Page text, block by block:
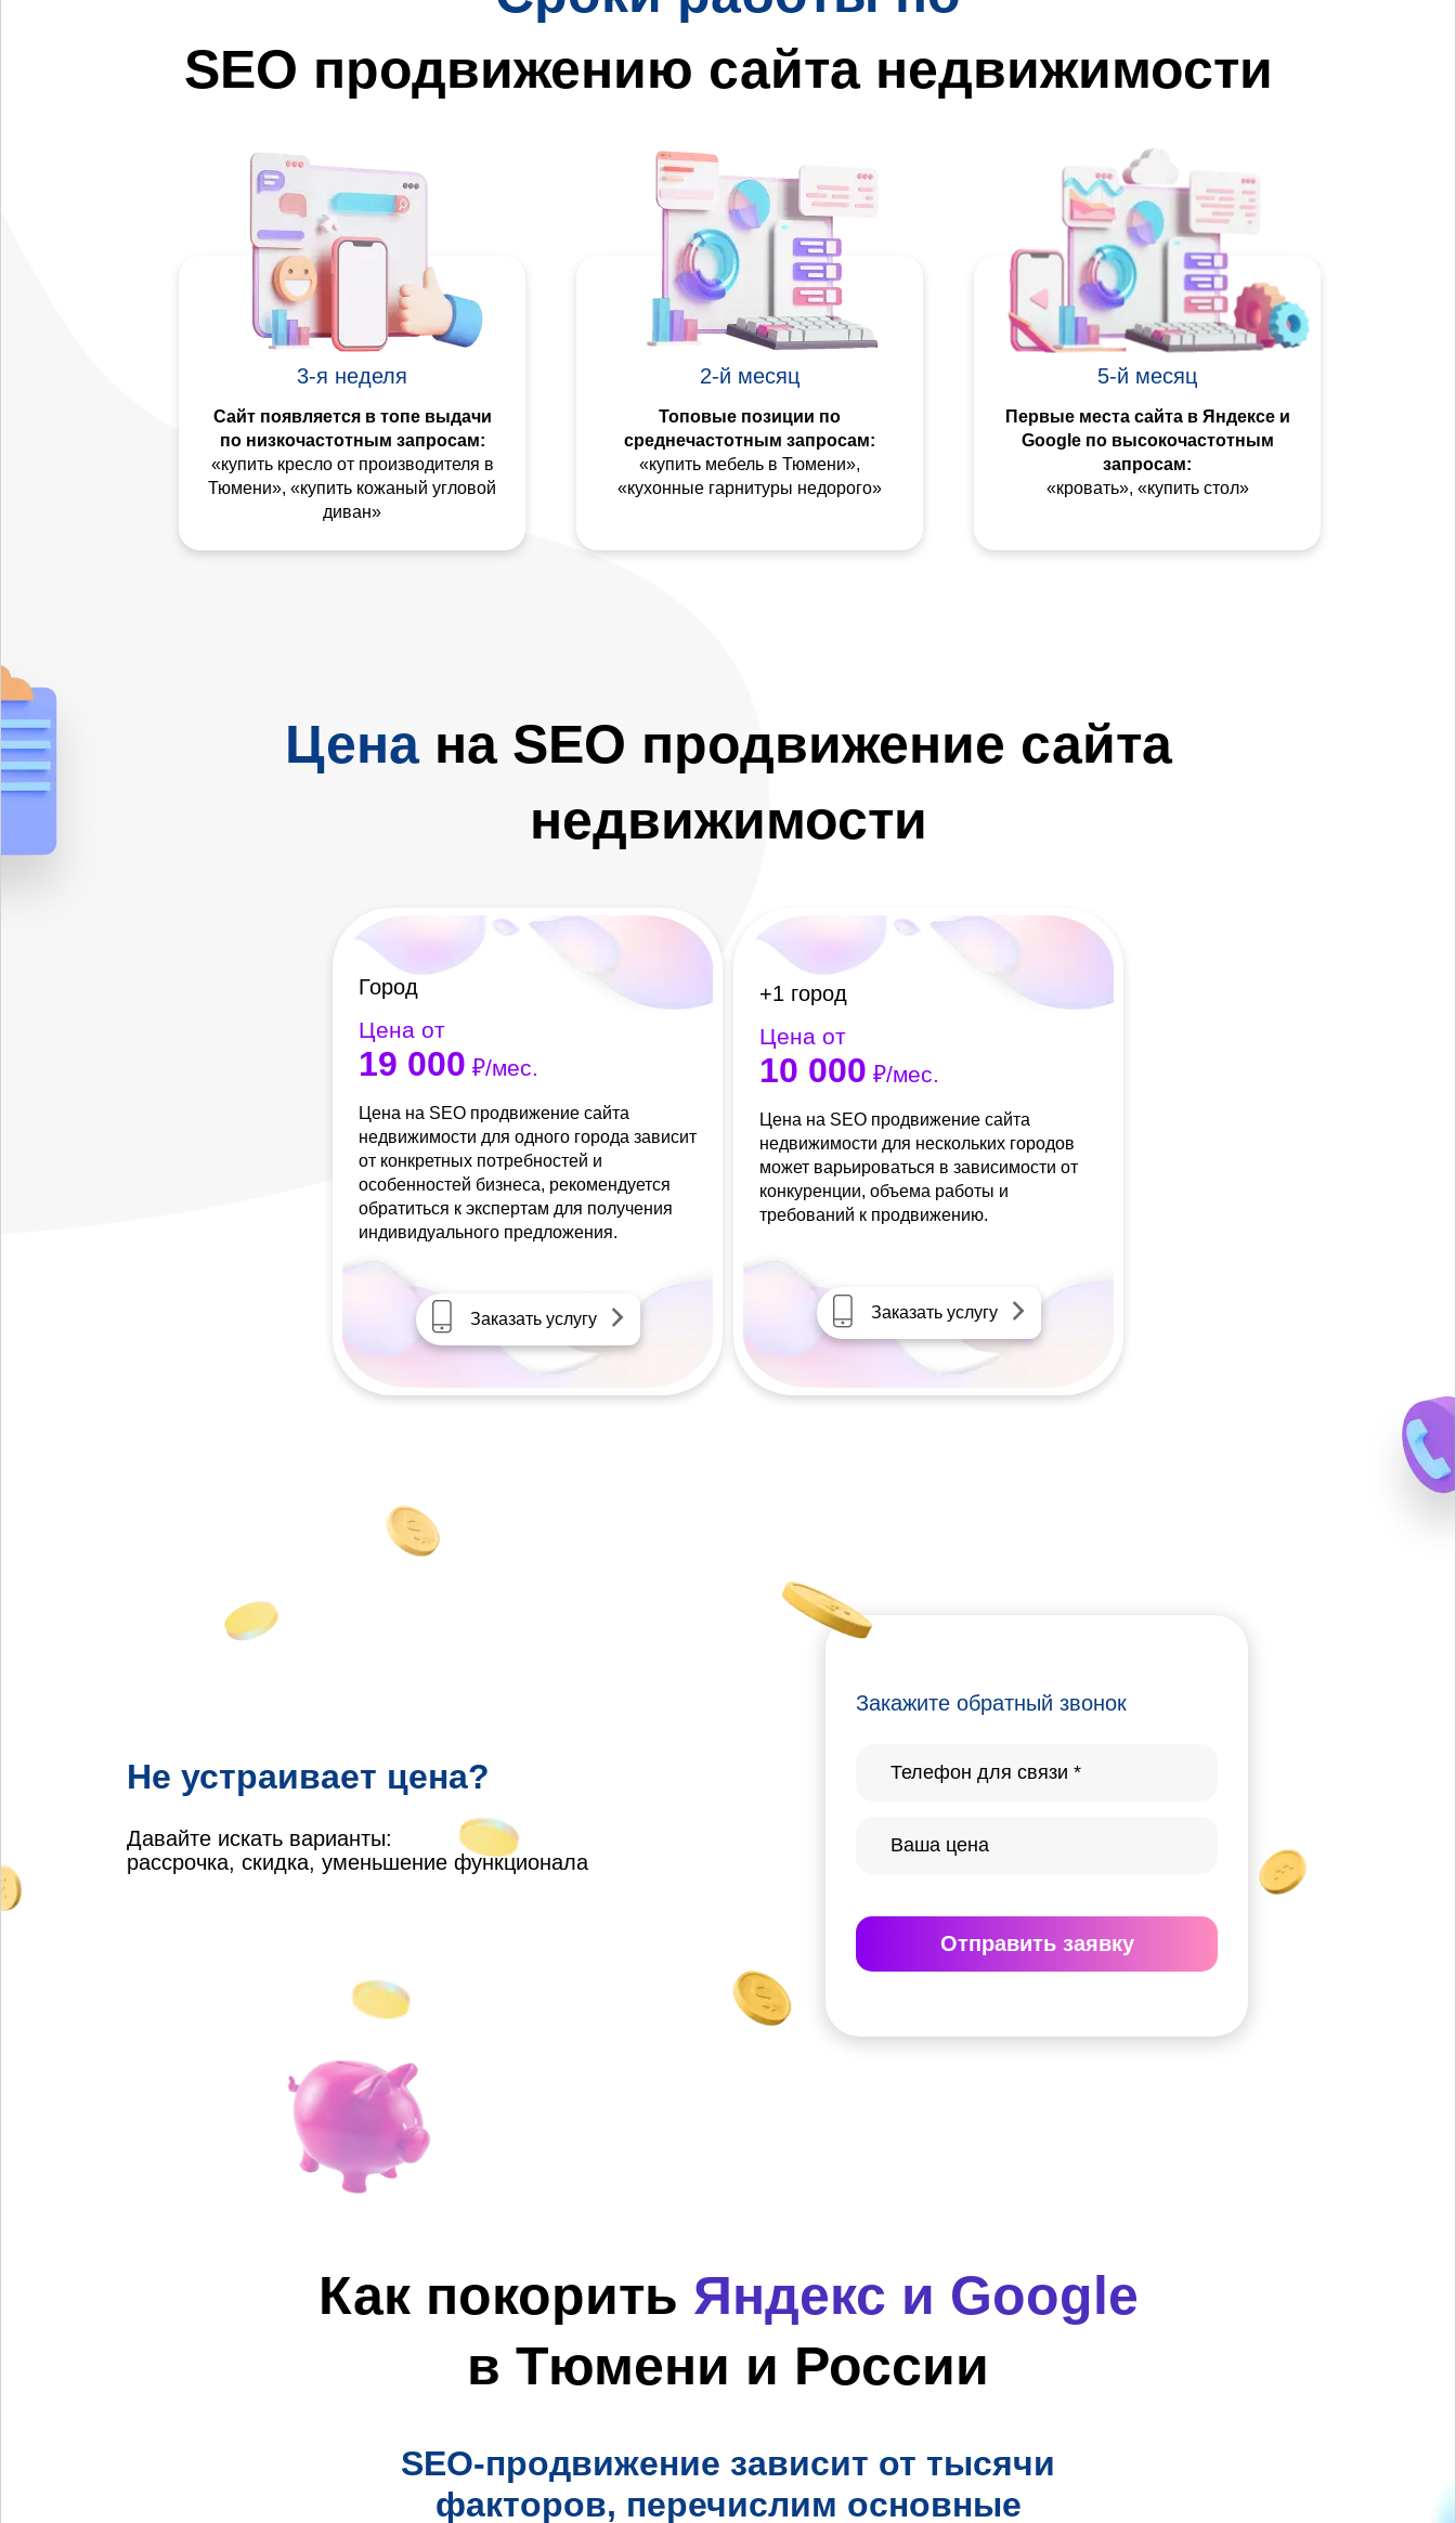
SEO продвижению сайта недвижимости
3-я неделя
Сайт появляется в топе выдачи
по низкочастотным запросам:
«купить кресло от производителя в
Тюмени», «купить кожаный угловой
диван»
2-й месяц
Топовые позиции по
среднечастотным запросам:
«купить мебель в Тюмени»,
«кухонные гарнитуры недорого»
5-й месяц
Первые места сайта в Яндексе и
Google по высокочастотным
запросам:
«кровать», «купить стол»
Ценана SEO продвижение сайта
недвижимости
Город
Цена от
19 000 ₽/мес.
Цена на SEO продвижение сайта
недвижимости для одного города зависит
от конкретных потребностей и
особенностей бизнеса, рекомендуется
обратиться к экспертам для получения
индивидуального предложения.
Заказать услугу
+1 город
Цена от
10 000 ₽/мес.
Цена на SEO продвижение сайта
недвижимости для нескольких городов
может варьироваться в зависимости от
конкуренции, объема работы и
требований к продвижению.
Заказать услугу
Не устраивает цена?
Давайте искать варианты:
рассрочка, скидка, уменьшение функционала
Закажите обратный звонок
Отправить заявку
Как покорить Яндекс и Google
в Тюмени и России
SEO-продвижение зависит от тысячи
факторов, перечислим основные